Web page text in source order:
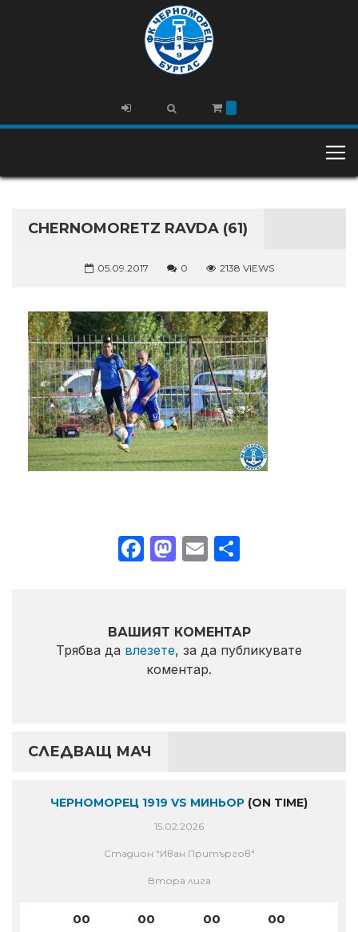
CHERNOMORETZ RAVDA (61)
05.09.2017 0 2138 VIEWS
Facebook
Mastodon
Email
ВАШИЯТ КОМЕНТАР
Трябва да влезете, за да публикувате
коментар.
СЛЕДВАЩ МАЧ
ЧЕРНОМОРЕЦ 1919 VS МИНЬОР (ON TIME)
15.02.2026
Стадион "Иван Притъргов"
Втора лига
00 00 00 00